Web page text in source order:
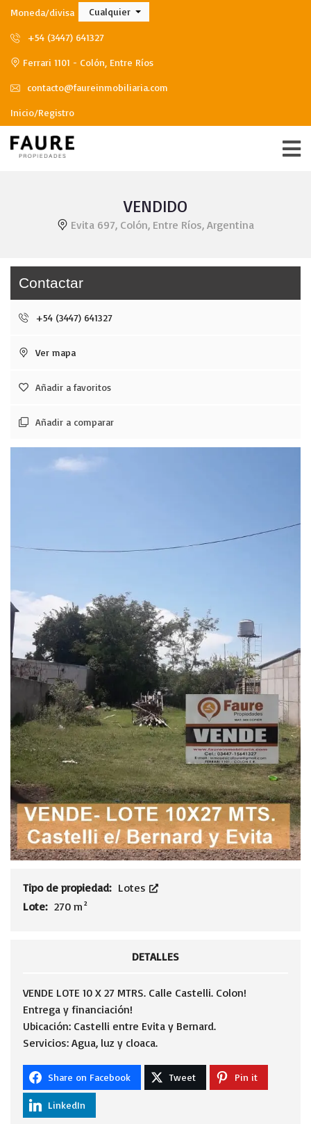
Moneda/divisa Cualquier
+54 (3447) 641327
Ferrari 1101 - Colón, Entre Ríos
contacto@faureinmobiliaria.com
Inicio/Registro
VENDIDO
Evita 697, Colón, Entre Ríos, Argentina
Contactar
+54 (3447) 641327
Ver mapa
Añadir a favoritos
Añadir a comparar
Tipo de propiedad: Lotes
Lote: 270 m²
DETALLES
VENDE LOTE 10 X 27 MTRS. Calle Castelli. Colon!
Entrega y financiación!
Ubicación: Castelli entre Evita y Bernard.
Servicios: Agua, luz y cloaca.
Share on Facebook Tweet Pin it
LinkedIn